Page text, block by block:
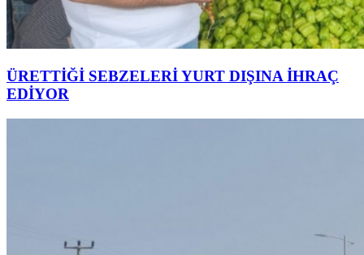
ÜRETTİĞİ SEBZELERİ YURT DIŞINA İHRAÇ
EDİYOR